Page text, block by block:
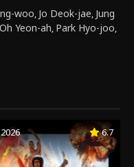
woo, Jo Deok-jae, Jung
Oh Yeon-ah, Park Hyo-joo,
6.7